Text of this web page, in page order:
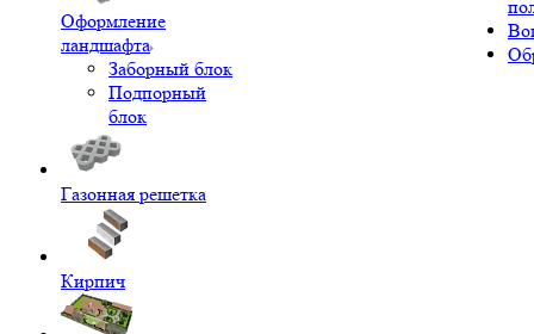
Оформление
ландшафта
Заборный блок
Подпорный
блок
Газонная решетка
Кирпич